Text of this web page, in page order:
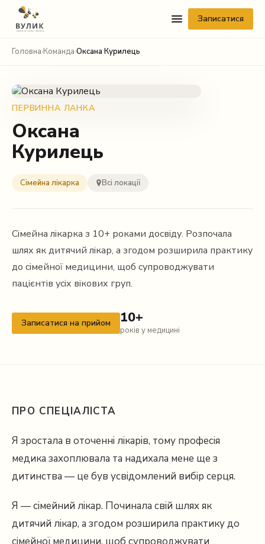
Записатися
Головна›Команда›Оксана Курилець
ПЕРВИННА ЛАНКА
Оксана
Курилець
Сімейна лікарка Всі локації
Сімейна лікарка з 10+ роками досвіду. Розпочала
шлях як дитячий лікар, а згодом розширила практику
до сімейної медицини, щоб супроводжувати
пацієнтів усіх вікових груп.
Записатися на прийом 10+
років у медицині
ПРО СПЕЦІАЛІСТА
Я зростала в оточенні лікарів, тому професія
медика захоплювала та надихала мене ще з
дитинства — це був усвідомлений вибір серця.
Я — сімейний лікар. Починала свій шлях як
дитячий лікар, а згодом розширила практику до
Telegram
Viber
Facebook Messenger
Instagram